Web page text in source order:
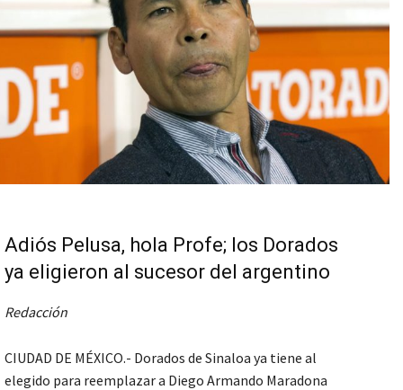
Adiós Pelusa, hola Profe; los Dorados
ya eligieron al sucesor del argentino
Redacción
CIUDAD DE MÉXICO.- Dorados de Sinaloa ya tiene al
elegido para reemplazar a Diego Armando Maradona